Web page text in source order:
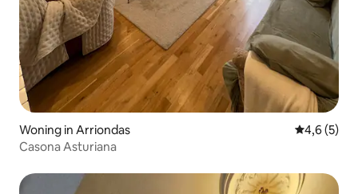
Woning in Arriondas
4,6 (5)
Casona Asturiana